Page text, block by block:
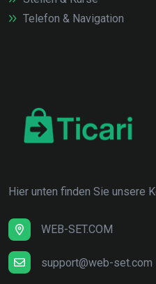
Telefon & Navigation
Hier unten finden Sie unsere
WEB-SET.COM
support@web-set.com